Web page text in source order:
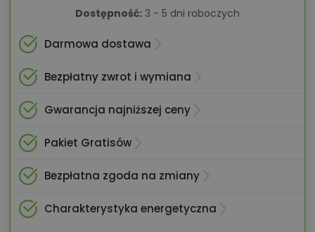
Dostępność: 3 - 5 dni roboczych
Darmowa dostawa
Bezpłatny zwrot i wymiana
Gwarancja najniższej ceny
Pakiet Gratisów
Bezpłatna zgoda na zmiany
Charakterystyka energetyczna